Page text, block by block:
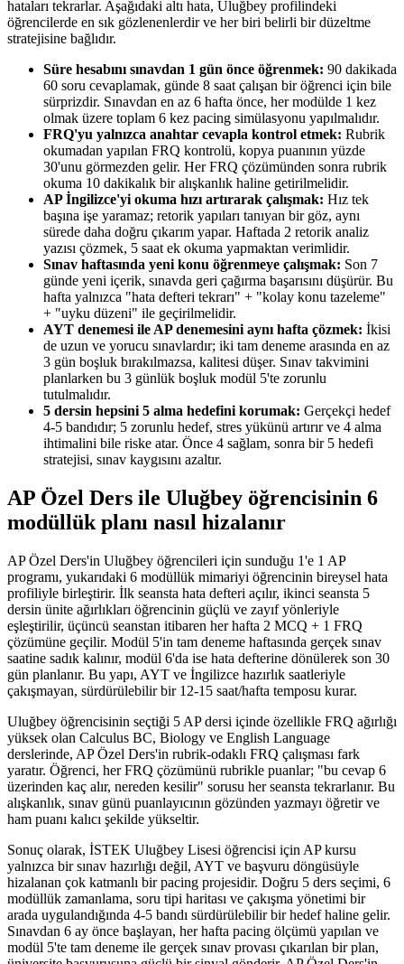
hataları tekrarlar. Aşağıdaki altı hata, Uluğbey profilindeki
öğrencilerde en sık gözlenenlerdir ve her biri belirli bir düzeltme
stratejisine bağlıdır.
Süre hesabını sınavdan 1 gün önce öğrenmek: 90 dakikada
60 soru cevaplamak, günde 8 saat çalışan bir öğrenci için bile
sürprizdir. Sınavdan en az 6 hafta önce, her modülde 1 kez
olmak üzere toplam 6 kez pacing simülasyonu yapılmalıdır.
FRQ'yu yalnızca anahtar cevapla kontrol etmek: Rubrik
okumadan yapılan FRQ kontrolü, kopya puanının yüzde
30'unu görmezden gelir. Her FRQ çözümünden sonra rubrik
okuma 10 dakikalık bir alışkanlık haline getirilmelidir.
AP İngilizce'yi okuma hızı artırarak çalışmak: Hız tek
başına işe yaramaz; retorik yapıları tanıyan bir göz, aynı
sürede daha doğru çıkarım yapar. Haftada 2 retorik analiz
yazısı çözmek, 5 saat ek okuma yapmaktan verimlidir.
Sınav haftasında yeni konu öğrenmeye çalışmak: Son 7
günde yeni içerik, sınavda geri çağırma başarısını düşürür. Bu
hafta yalnızca "hata defteri tekrarı" + "kolay konu tazeleme"
+ "uyku düzeni" ile geçirilmelidir.
AYT denemesi ile AP denemesini aynı hafta çözmek: İkisi
de uzun ve yorucu sınavlardır; iki tam deneme arasında en az
3 gün boşluk bırakılmazsa, kalitesi düşer. Sınav takvimini
planlarken bu 3 günlük boşluk modül 5'te zorunlu
tutulmalıdır.
5 dersin hepsini 5 alma hedefini korumak: Gerçekçi hedef
4-5 bandıdır; 5 zorunlu hedef, stres yükünü artırır ve 4 alma
ihtimalini bile riske atar. Önce 4 sağlam, sonra bir 5 hedefi
stratejisi, sınav kaygısını azaltır.
AP Özel Ders ile Uluğbey öğrencisinin 6
modüllük planı nasıl hizalanır
AP Özel Ders'in Uluğbey öğrencileri için sunduğu 1'e 1 AP
programı, yukarıdaki 6 modüllük mimariyi öğrencinin bireysel hata
profiliyle birleştirir. İlk seansta hata defteri açılır, ikinci seansta 5
dersin ünite ağırlıkları öğrencinin güçlü ve zayıf yönleriyle
eşleştirilir, üçüncü seanstan itibaren her hafta 2 MCQ + 1 FRQ
çözümüne geçilir. Modül 5'in tam deneme haftasında gerçek sınav
saatine sadık kalınır, modül 6'da ise hata defterine dönülerek son 30
gün planlanır. Bu yapı, AYT ve İngilizce hazırlık saatleriyle
çakışmayan, sürdürülebilir bir 12-15 saat/hafta temposu kurar.
Uluğbey öğrencisinin seçtiği 5 AP dersi içinde özellikle FRQ ağırlığı
yüksek olan Calculus BC, Biology ve English Language
derslerinde, AP Özel Ders'in rubrik-odaklı FRQ çalışması fark
yaratır. Öğrenci, her FRQ çözümünü rubrikle puanlar; "bu cevap 6
üzerinden kaç alır, nereden kesilir" sorusu her seansta tekrarlanır. Bu
alışkanlık, sınav günü puanlayıcının gözünden yazmayı öğretir ve
ham puanı kalıcı şekilde yükseltir.
Sonuç olarak, İSTEK Uluğbey Lisesi öğrencisi için AP kursu
yalnızca bir sınav hazırlığı değil, AYT ve başvuru döngüsüyle
hizalanan çok katmanlı bir pacing projesidir. Doğru 5 ders seçimi, 6
modüllük zamanlama, soru tipi haritası ve çakışma yönetimi bir
arada uygulandığında 4-5 bandı sürdürülebilir bir hedef haline gelir.
Sınavdan 6 ay önce başlayan, her hafta pacing ölçümü yapılan ve
modül 5'te tam deneme ile gerçek sınav provası çıkarılan bir plan,